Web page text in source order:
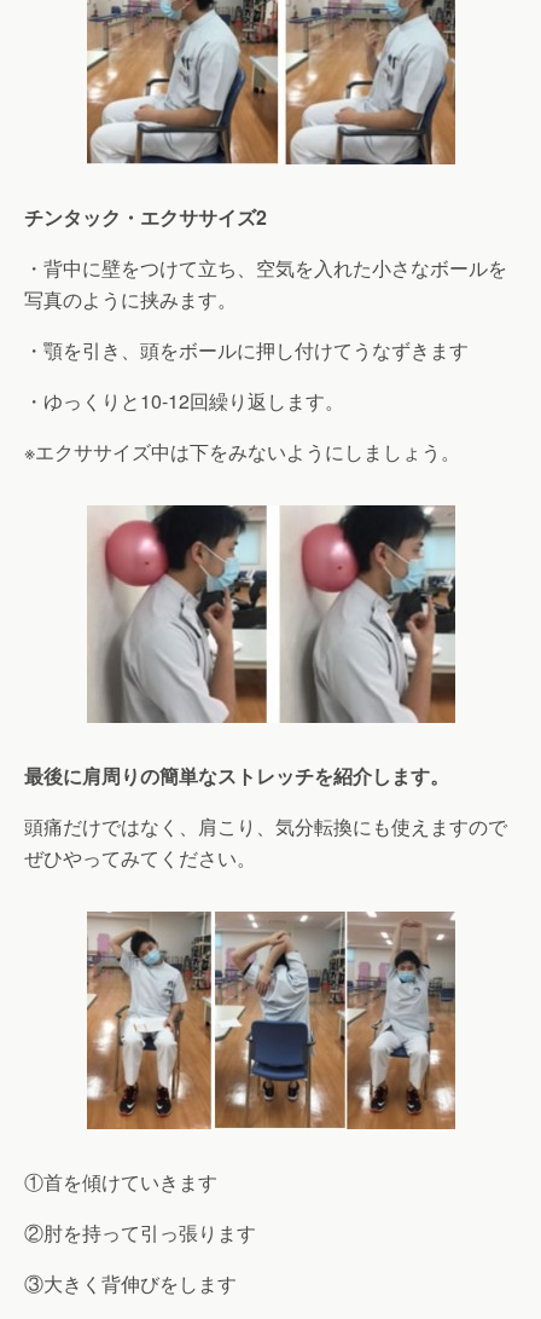
チンタック・エクササイズ2
・背中に壁をつけて立ち、空気を入れた小さなボールを
写真のように挟みます。
・顎を引き、頭をボールに押し付けてうなずきます
・ゆっくりと10-12回繰り返します。
※エクササイズ中は下をみないようにしましょう。
最後に肩周りの簡単なストレッチを紹介します。
頭痛だけではなく、肩こり、気分転換にも使えますので
ぜひやってみてください。
①首を傾けていきます
②肘を持って引っ張ります
③大きく背伸びをします